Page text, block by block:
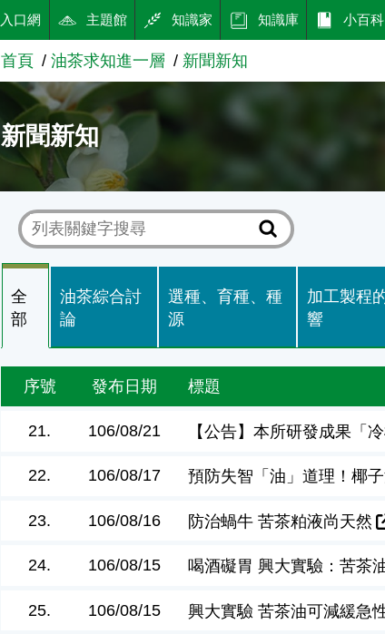
入口網 主題館 知識家 知識庫 小百科
首頁 油茶求知進一層 新聞新知
新聞新知
全
部
油茶綜合討
論
選種、育種、種
源
加工製程
響
序號 發布日期 標題
21. 106/08/21 【公告】本所研發成果「
22. 106/08/17 預防失智「油」道理！椰
23. 106/08/16 防治蝸牛 苦茶粕液尚天然
24. 106/08/15 喝酒礙胃 興大實驗：苦茶
25. 106/08/15 興大實驗 苦茶油可減緩急